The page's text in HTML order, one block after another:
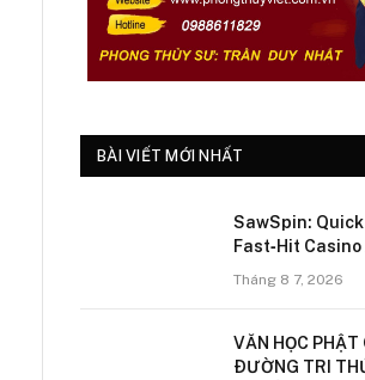
BÀI VIẾT MỚI NHẤT
SawSpin:
Fast‑Hit
Tháng 8 7, 2026
VĂN HỌC PHẬT
ÐƯỜNG TRI